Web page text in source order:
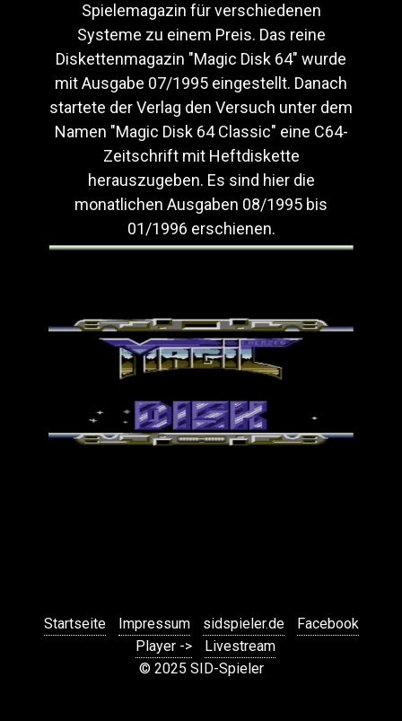
Spielemagazin für verschiedenen
Systeme zu einem Preis. Das reine
Diskettenmagazin "Magic Disk 64" wurde
mit Ausgabe 07/1995 eingestellt. Danach
startete der Verlag den Versuch unter dem
Namen "Magic Disk 64 Classic" eine C64-
Zeitschrift mit Heftdiskette
herauszugeben. Es sind hier die
monatlichen Ausgaben 08/1995 bis
01/1996 erschienen.
Startseite Impressum sidspieler.de
Facebook
Player ->
Livestream
© 2025 SID-Spieler